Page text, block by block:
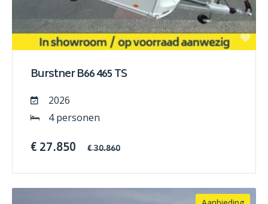
Burstner B66 465 TS
2026
4 personen
€ 27.850 € 30.860